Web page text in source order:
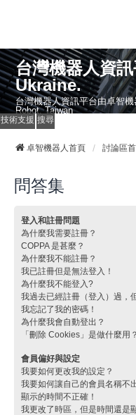
台灣機器人資
Ukraine.
台灣機器人資訊平台由卓智
Robot, Taiwan
技術支援 搜尋
卓智機器人首頁 討論區
問答集
登入和註冊問題
為什麼我需要註冊？
COPPA 是甚麼？
為什麼我不能註冊？
我已註冊但是無法登入！
為什麼我不能登入?
我過去已經註冊（登入）過，
我忘記了我的密碼！
為什麼我會自動登出？
「刪除 Cookies」是做什麼用？
會員偏好與設定
我要如何更改我的設定？
我要如何讓自己的會員名稱不
顯示的時間不正確！
我更改了時區，但是時間還是